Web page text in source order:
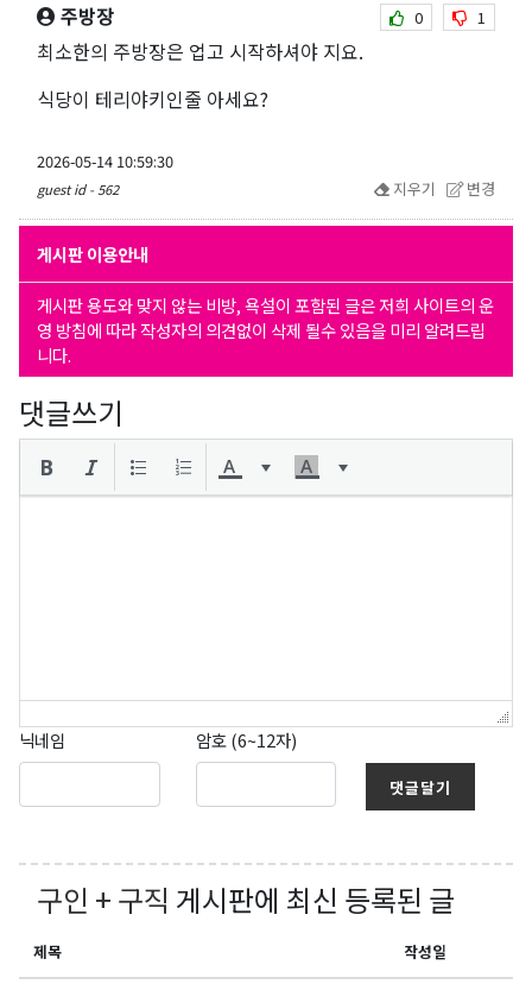
주방장 0 1
최소한의 주방장은 업고 시작하셔야 지요.
식당이 테리야키인줄 아세요?
2026-05-14 10:59:30
guest id - 562 지우기 변경
게시판 이용안내
게시판 용도와 맞지 않는 비방, 욕설이 포함된 글은 저희 사이트의 운
영 방침에 따라 작성자의 의견없이 삭제 될수 있음을 미리 알려드립
니다.
댓글쓰기
닉네임 암호 (6~12자)
댓글달기
구인 + 구직 게시판에 최신 등록된 글
제목 작성일